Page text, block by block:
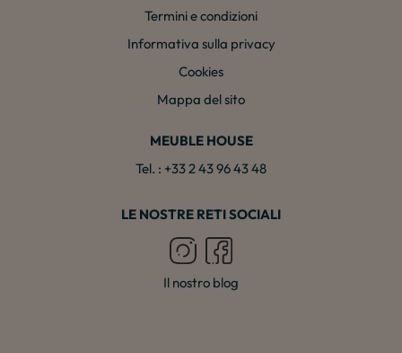
Termini e condizioni
Informativa sulla privacy
Cookies
Mappa del sito
MEUBLE HOUSE
Tel. : +33 2 43 96 43 48
LE NOSTRE RETI SOCIALI
Il nostro blog